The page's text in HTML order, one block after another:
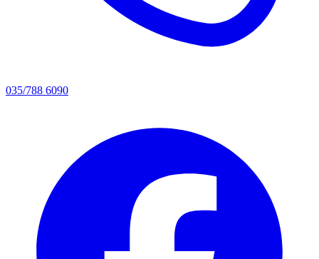
035/788 6090